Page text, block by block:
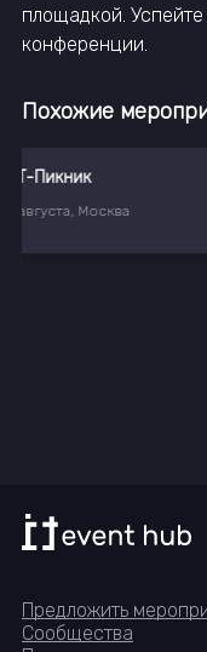
площадкой. Успейте
конференции.
Похожие
Предложить
Сообщества